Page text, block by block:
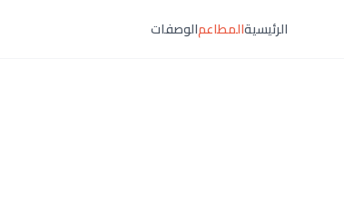
الرئيسيةالمطاعمالوصفات